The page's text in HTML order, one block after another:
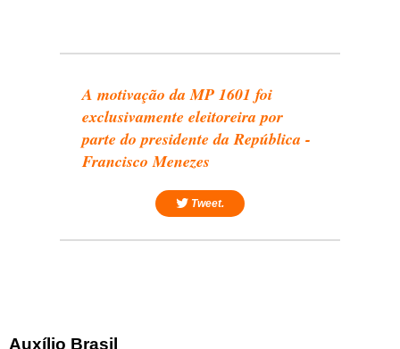
A motivação da MP 1601 foi
exclusivamente eleitoreira por
parte do presidente da República -
Francisco Menezes
Tweet.
Auxílio Brasil